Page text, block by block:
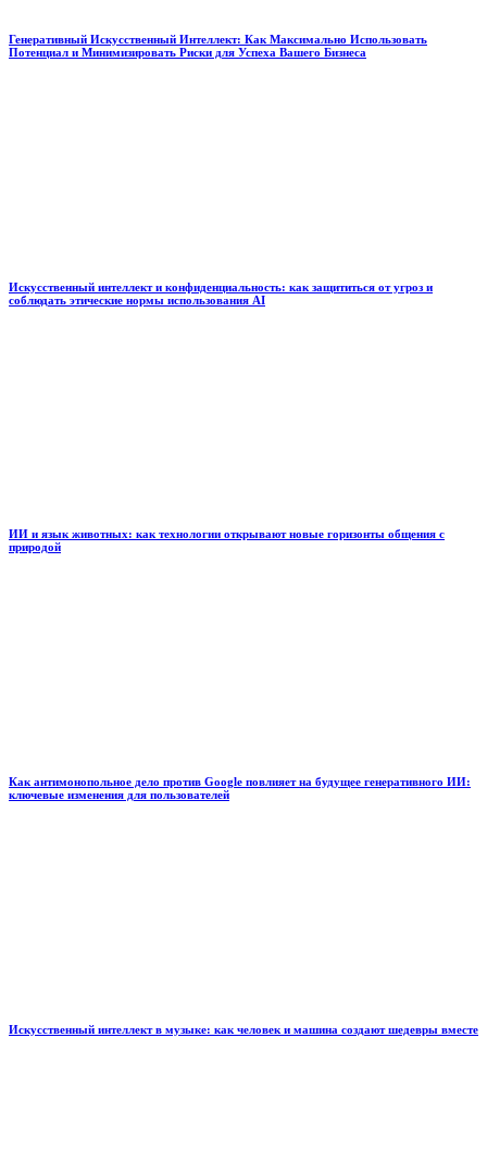
Генеративный Искусственный Интеллект: Как Максимально Использовать
Потенциал и Минимизировать Риски для Успеха Вашего Бизнеса
Искусственный интеллект и конфиденциальность: как защититься от угроз и
соблюдать этические нормы использования AI
ИИ и язык животных: как технологии открывают новые горизонты общения с
природой
Как антимонопольное дело против Google повлияет на будущее генеративного ИИ:
ключевые изменения для пользователей
Искусственный интеллект в музыке: как человек и машина создают шедевры вместе